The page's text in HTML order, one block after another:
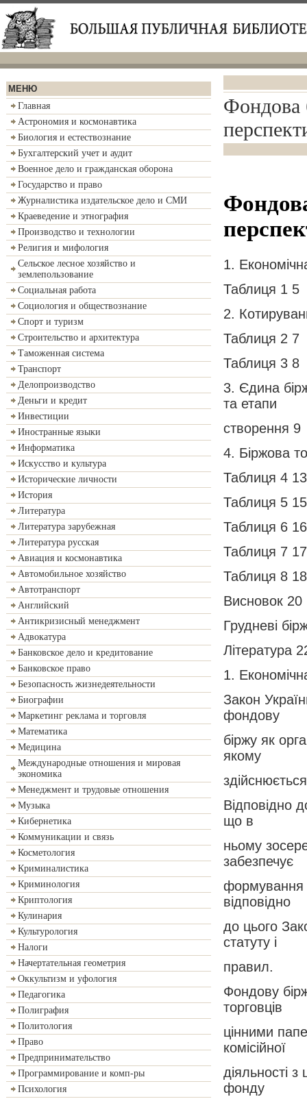
МЕНЮ
Главная
Астрономия и космонавтика
Биология и естествознание
Бухгалтерский учет и аудит
Военное дело и гражданская оборона
Государство и право
Журналистика издательское дело и СМИ
Краеведение и этнография
Производство и технологии
Религия и мифология
Сельское лесное хозяйство и
землепользование
Социальная работа
Социология и обществознание
Спорт и туризм
Строительство и архитектура
Таможенная система
Транспорт
Делопроизводство
Деньги и кредит
Инвестиции
Иностранные языки
Информатика
Искусство и культура
Исторические личности
История
Литература
Литература зарубежная
Литература русская
Авиация и космонавтика
Автомобильное хозяйство
Автотранспорт
Английский
Антикризисный менеджмент
Адвокатура
Банковское дело и кредитование
Банковское право
Безопасность жизнедеятельности
Биографии
Маркетинг реклама и торговля
Математика
Медицина
Международные отношения и мировая
экономика
Менеджмент и трудовые отношения
Музыка
Кибернетика
Коммуникации и связь
Косметология
Криминалистика
Криминология
Криптология
Кулинария
Культурология
Налоги
Начертательная геометрия
Оккультизм и уфология
Педагогика
Полиграфия
Политология
Право
Предпринимательство
Программирование и комп-ры
Психология
Фондова
1.
Таблиця 1 5
2.
Таблиця 2 7
Таблиця 3 8
3. Єдина
та етапи
створення 9
4. Біржова
Таблиця 4 13
Таблиця 5 15
Таблиця 6 16
Таблиця 7 17
Таблиця 8 18
Висновок 20
Грудневі
Література
1.
Закон
фондову
біржу як
якому
Відповідно
що в
ньому
забезпечує
формування
відповідно
до цього
статуту і
правил.
Фондову
торговців
цінними
комісійної
діяльності
фонду